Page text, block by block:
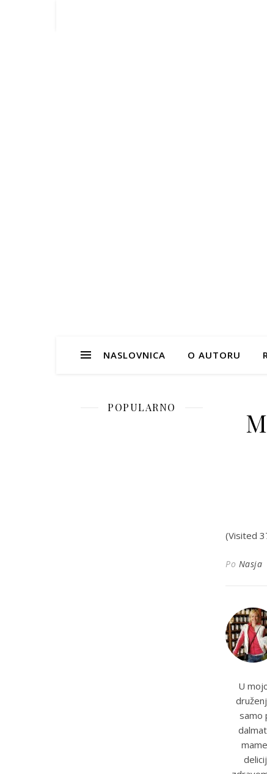
NASLOVNICA O AUTORU
POPULARNO
(Visited
Po Nasja
U
samo